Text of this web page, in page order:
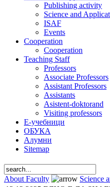
Publishing activity
Science and
ISAF
Events
Cooperation
Cooperation
Teaching Staff
Professors
Associate Professors
Assistant Professors
Assistants
Asistent-doktorand
Visiting professors
Е-учебници
ОБУКА
Алумни
Sitemap
About Faculty Science